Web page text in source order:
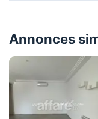
Annonces